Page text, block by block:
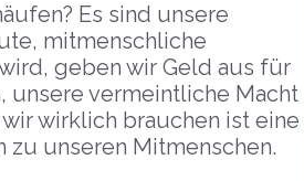
Es sind unsere
mitmenschliche
geben wir Geld aus für
unsere vermeintliche Macht
wirklich brauchen ist eine
unseren Mitmenschen.